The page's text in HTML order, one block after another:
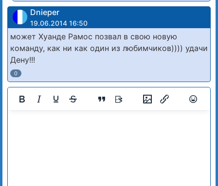
Dnieper
19.06.2014 16:50
может Хуанде Рамос позвал в свою новую
команду, как ни как один из любимчиков)))) удачи
Дену!!!
0